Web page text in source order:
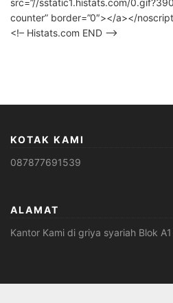
src=”//sstatic1.histats.com/
counter” border=”0″></a></
<!– Histats.com END –>
KOTAK KAMI
087877691539
ALAMAT
Kantor Kami di griya syariah Blok